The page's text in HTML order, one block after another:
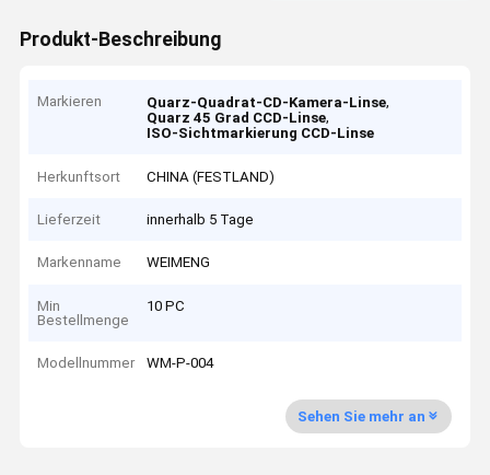
Produkt-Beschreibung
Markieren Quarz-Quadrat-CD-Kamera-Linse,
Quarz 45 Grad CCD-Linse,
ISO-Sichtmarkierung CCD-Linse
Herkunftsort CHINA (FESTLAND)
Lieferzeit innerhalb 5 Tage
Markenname WEIMENG
Min
Bestellmenge
10 PC
Modellnummer WM-P-004
Sehen Sie mehr an